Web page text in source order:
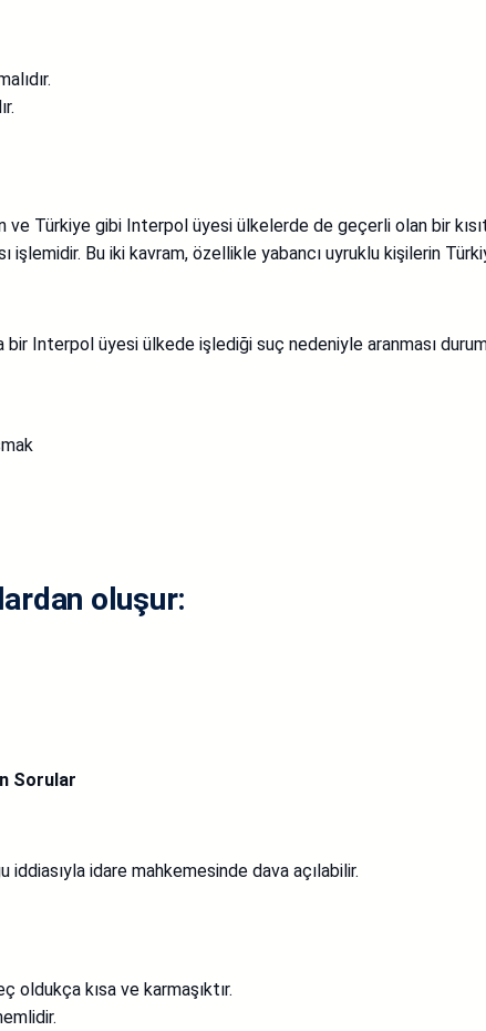
Türkiye gibi Interpol üyesi ülkelerde de geçerli olan bir
işlemidir. Bu iki kavram, özellikle yabancı uyruklu kişilerin
Interpol üyesi ülkede işlediği suç nedeniyle aranması
oluşur:
Sorular
idare mahkemesinde dava açılabilir.
oldukça kısa ve karmaşıktır.